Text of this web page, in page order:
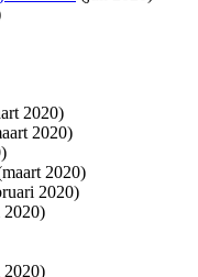
2020)
2020)
2020)
2020)
2020)
2020)